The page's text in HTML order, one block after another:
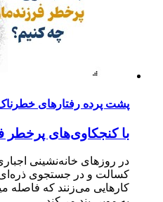
پشت پرده رفتارهای
با کنجکاوی‌های پرخطر
در روزهای خانه‌نشینی
کسالت و در جستجوی
کارهایی می‌زنند که فاصله